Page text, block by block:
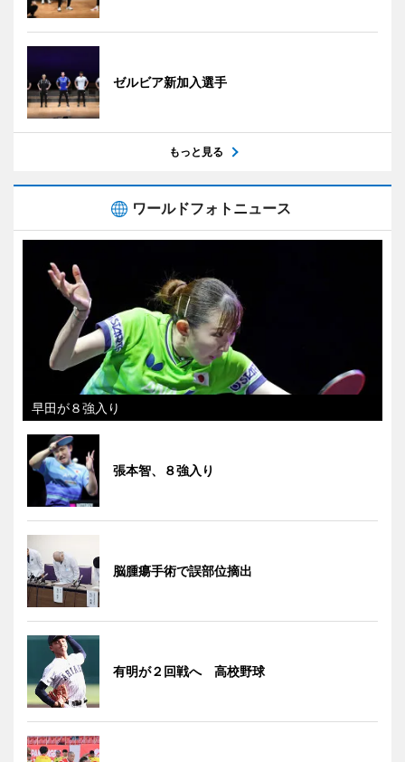
ゼルビア新加入選手
もっと見る
ワールドフォトニュース
早田が８強入り
張本智、８強入り
脳腫瘍手術で誤部位摘出
有明が２回戦へ 高校野球